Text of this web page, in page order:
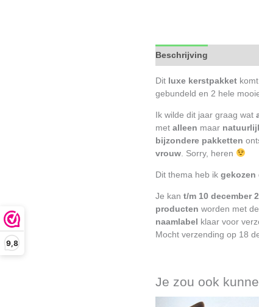
9,8
Beschrijving
Dit luxe kerstpakket
gebundeld en 2 hele
Ik wilde dit jaar graag wat
metalleen maar
bijzondere pakketten
vrouw . Sorry, heren
Dit thema heb ikgekozen
Je kant/m 10 december
producten worden met de
naamlabel klaar voor
Mocht verzending op 18
Je zou ook